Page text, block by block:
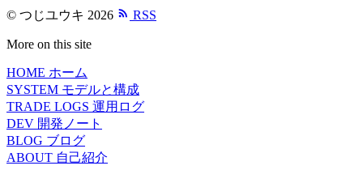
© つじユウキ 2026 RSS
More on this site
HOME ホーム
SYSTEM モデルと構成
TRADE LOGS 運用ログ
DEV 開発ノート
BLOG ブログ
ABOUT 自己紹介